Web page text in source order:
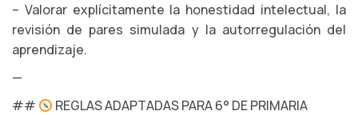
– Valorar explícitamente la honestidad intelectual, la
revisión de pares simulada y la autorregulación del
aprendizaje.
—
##
REGLAS ADAPTADAS PARA 6° DE PRIMARIA